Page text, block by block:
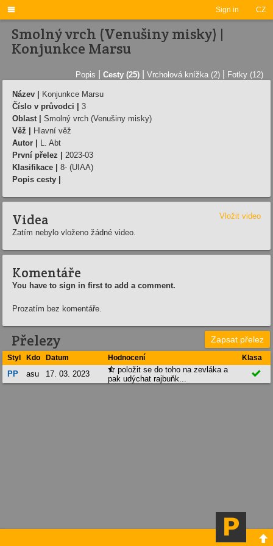
Sign in CZ

Smolný vrch (Venušiny misky) |
Konjunkce Marsu
Popis Cesty (25) Vrcholová knížka (2) Fotky (12)
Název |
Konjunkce Marsu
Číslo v průvodci |
3
Oblast |
Smolný vrch (Venušiny misky)
Věž |
Hlavní­ věž
Autor |
L. Abt
První přelez |
2023-03
Klasifikace |
8- (UIAA)
Popis cesty |
Videa
Vložit video
Zatím nebylo vloženo žádné video.
Komentáře
You have to sign in first to add a comment.
Prozatím bez komentáře.
Přelezy Zapsat přelez
Styl Kdo Datum Hodnocení Klasa
PP asu 17. 03. 2023  položit se do toho na zevláka a
pak udýchat rajbuňk...

